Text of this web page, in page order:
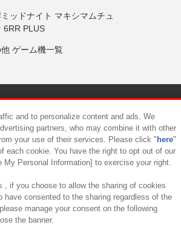
ッドナイト マキシマムチュ
6RR PLUS
ゲーム機一覧
について カスタマーハラスメント対応方針
and to personalize content and ads. We
partners, who may combine it with other
your use of their services. Please click " here"
each cookie. You have the right to opt out of our
Personal Information] to exercise your right.
, if you choose to allow the sharing of cookies
have consented to the sharing regardless of the
manage your consent on the following
the banner.